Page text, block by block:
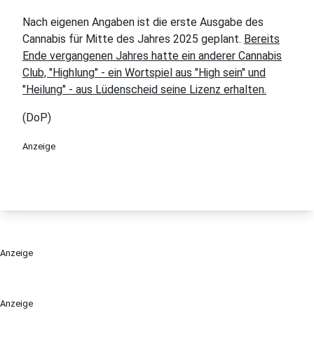
Anzeige
Nach eigenen Angaben ist die erste Ausgabe des
Cannabis für Mitte des Jahres 2025 geplant. Bereits
Ende vergangenen Jahres hatte ein anderer Cannabis
Club, "Highlung" - ein Wortspiel aus "High sein" und
"Heilung" - aus Lüdenscheid seine Lizenz erhalten.
(DoP)
Anzeige
Anzeige